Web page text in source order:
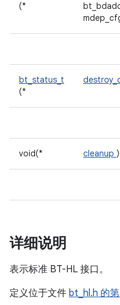
(*
bt_status_t
(*
void(* cleanup
详细说明
表示标准 BT-HL 接口。
定义位于文件 bt_hl.h 的